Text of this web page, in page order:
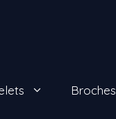
Broches